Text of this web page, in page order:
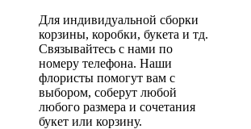
Для индивидуальной сборки
корзины, коробки, букета и тд.
Связывайтесь с нами по
номеру телефона. Наши
флористы помогут вам с
выбором, соберут любой
любого размера и сочетания
букет или корзину.